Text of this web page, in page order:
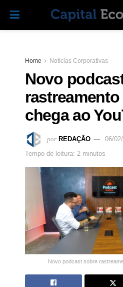
Home Notícias Corporativas
Novo
chega ao
por REDAÇÃO
06/
Tempo de leitura: 2 minutos
Novo podcast sobre